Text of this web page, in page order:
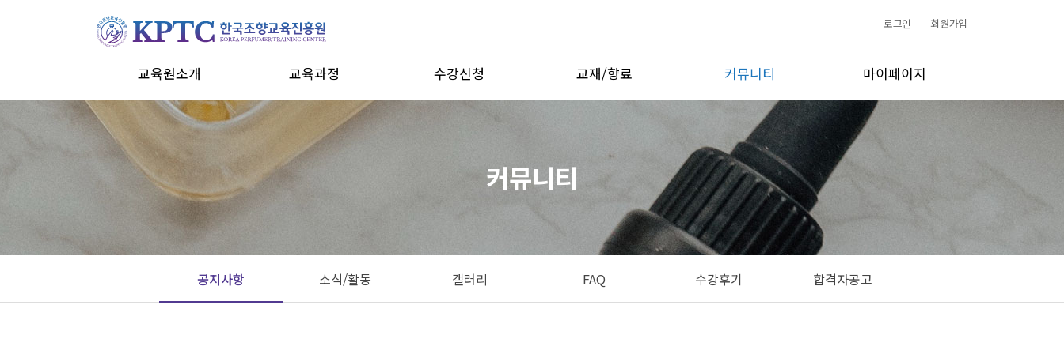
로그인 회원가입
교육원소개
교육원소개
강사소개
CI
오시는 길
교육과정
조향전문가 자격과정
조향지도사 자격과정
창업 과정
맞춤형화장품
수강신청
대면수업
교재/향료 커뮤니티
공지사항
소식/활동
갤러리
FAQ
수강후기
합격자공고
마이페이지
수강신청내역
개인정보 수정
주문내역
커뮤니티
공지사항 소식/활동 갤러리 FAQ 수강후기 합격자공고